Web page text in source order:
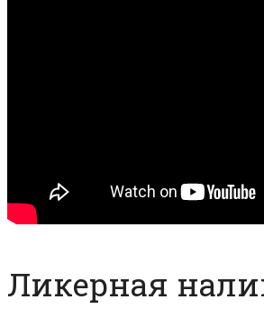
Ликерная